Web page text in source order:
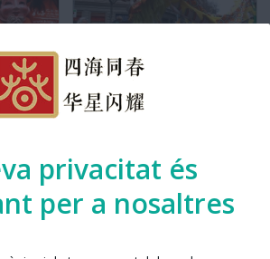
privacitat és
per a nosaltres